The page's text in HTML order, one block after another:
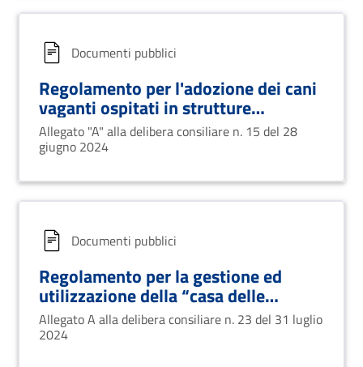
Documenti pubblici
Regolamento per l'adozione dei cani
vaganti ospitati in strutture
convenzionate e per la
corresponsione di incentivi
Allegato "A" alla delibera consiliare n. 15 del 28
giugno 2024
Documenti pubblici
Regolamento per la gestione ed
utilizzazione della “casa delle
associazioni” del comune di Vaglio
Basilicata
Allegato A alla delibera consiliare n. 23 del 31 luglio
2024